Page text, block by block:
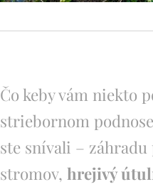
Čo keby vám niekto
striebornom
ste snívali –
stromov, hrejivý